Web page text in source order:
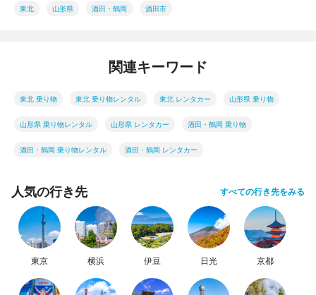
東北 山形県 酒田・鶴岡 酒田市
関連キーワード
東北 乗り物 東北 乗り物レンタル 東北 レンタカー 山形県 乗り物
山形県 乗り物レンタル 山形県 レンタカー 酒田・鶴岡 乗り物
酒田・鶴岡 乗り物レンタル 酒田・鶴岡 レンタカー
人気の行き先 すべての行き先をみる
東京 横浜 伊豆 日光 京都